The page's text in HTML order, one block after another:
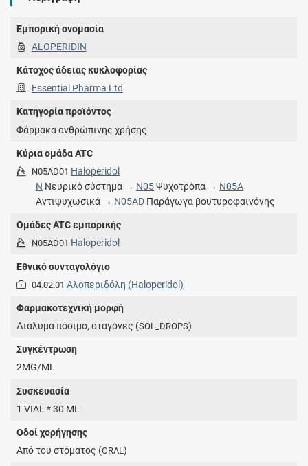
Εμπορική ονομασία
ALOPERIDIN
Κάτοχος άδειας κυκλοφορίας
Essential Pharma Ltd
Κατηγορία προϊόντος
Φάρμακα ανθρώπινης χρήσης
Κύρια ομάδα ATC
N05AD01 Haloperidol
N Νευρικό σύστημα → N05Ψυχοτρόπα → N05A
Αντιψυχωσικά → N05AD Παράγωγα βουτυροφαινόνης
Ομάδες ATC εμπορικής
N05AD01 Haloperidol
Εθνικό συνταγολόγιο
04.02.01 Αλοπεριδόλη (Haloperidol)
Φαρμακοτεχνική μορφή
Διάλυμα πόσιμο, σταγόνες (SOL_DROPS)
Συγκέντρωση
2MG/ML
Συσκευασία
1 VIAL * 30 ML
Οδοί χορήγησης
Από του στόματος (ORAL)